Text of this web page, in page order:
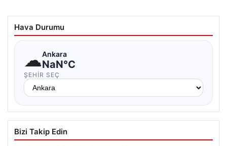
Hava Durumu
☁Ankara
NaN°C
ŞEHIR SEÇ
Bizi Takip Edin